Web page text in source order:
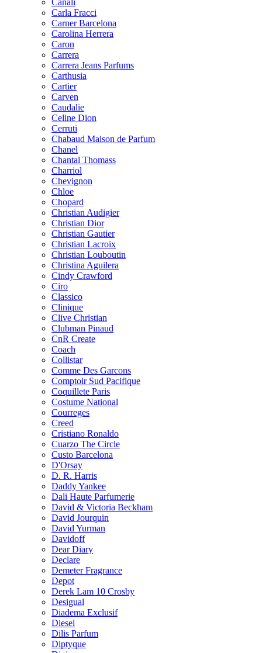
Canali
Carla Fracci
Carner Barcelona
Carolina Herrera
Caron
Carrera
Carrera Jeans Parfums
Carthusia
Cartier
Carven
Caudalie
Celine Dion
Cerruti
Chabaud Maison de Parfum
Chanel
Chantal Thomass
Charriol
Chevignon
Chloe
Chopard
Christian Audigier
Christian Dior
Christian Gautier
Christian Lacroix
Christian Louboutin
Christina Aguilera
Cindy Crawford
Ciro
Classico
Clinique
Clive Christian
Clubman Pinaud
CnR Create
Coach
Collistar
Comme Des Garcons
Comptoir Sud Pacifique
Coquillete Paris
Costume National
Courreges
Creed
Cristiano Ronaldo
Cuarzo The Circle
Custo Barcelona
D'Orsay
D. R. Harris
Daddy Yankee
Dali Haute Parfumerie
David & Victoria Beckham
David Jourquin
David Yurman
Davidoff
Dear Diary
Declare
Demeter Fragrance
Depot
Derek Lam 10 Crosby
Desigual
Diadema Exclusif
Diesel
Dilis Parfum
Diptyque